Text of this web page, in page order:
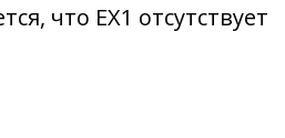
что EX1 отсутствует